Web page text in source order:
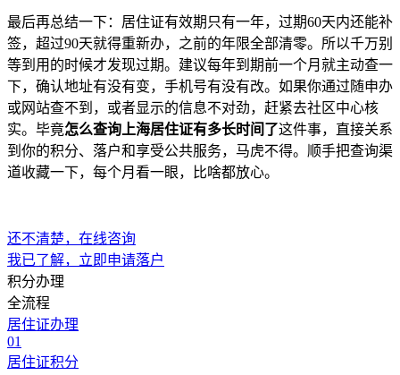
最后再总结一下：居住证有效期只有一年，过期60天内还能补
签，超过90天就得重新办，之前的年限全部清零。所以千万别
等到用的时候才发现过期。建议每年到期前一个月就主动查一
下，确认地址有没有变，手机号有没有改。如果你通过随申办
或网站查不到，或者显示的信息不对劲，赶紧去社区中心核
实。毕竟怎么查询上海居住证有多长时间了这件事，直接关系
到你的积分、落户和享受公共服务，马虎不得。顺手把查询渠
道收藏一下，每个月看一眼，比啥都放心。
还不清楚，在线咨询
我已了解，立即申请落户
积分办理
全流程
居住证办理
01
居住证积分